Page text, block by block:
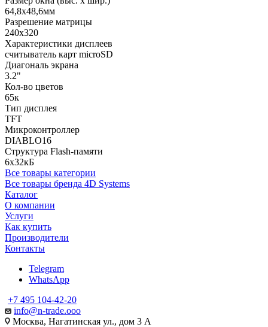
64,8x48,6мм
Разрешение матрицы
240x320
Характеристики дисплеев
считыватель карт microSD
Диагональ экрана
3.2"
Кол-во цветов
65к
Тип дисплея
TFT
Микроконтроллер
DIABLO16
Структура Flash-памяти
6x32кБ
Все товары категории
Все товары бренда 4D Systems
Каталог
О компании
Услуги
Как купить
Производители
Контакты
Telegram
WhatsApp
+7 495 104-42-20
info@n-trade.ooo
Москва, Нагатинская ул., дом 3 А